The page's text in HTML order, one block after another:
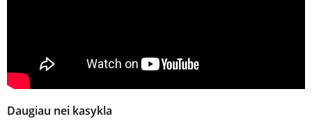
Daugiau nei kasykla